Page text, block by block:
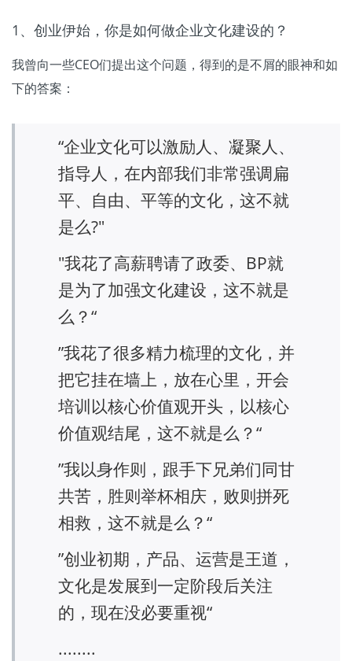
1、创业伊始，你是如何做企业文化建设的？
我曾向一些CEO们提出这个问题，得到的是不屑的眼神和如
下的答案：
“企业文化可以激励人、凝聚人、
指导人，在内部我们非常强调扁
平、自由、平等的文化，这不就
是么?"
"我花了高薪聘请了政委、BP就
是为了加强文化建设，这不就是
么？“
”我花了很多精力梳理的文化，并
把它挂在墙上，放在心里，开会
培训以核心价值观开头，以核心
价值观结尾，这不就是么？“
”我以身作则，跟手下兄弟们同甘
共苦，胜则举杯相庆，败则拼死
相救，这不就是么？“
”创业初期，产品、运营是王道，
文化是发展到一定阶段后关注
的，现在没必要重视“
........